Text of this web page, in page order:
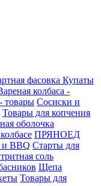
фасовка Купаты
колбаса -
товары Сосиски и
Товары для копчения
оболочка
ПРЯНОЕД
BBQ Старты для
соль
Щепа
Товары для